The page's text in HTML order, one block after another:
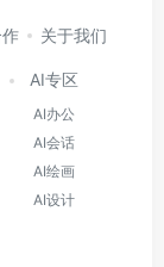
关于我们
AI专区
AI办公
AI会话
AI绘画
AI设计